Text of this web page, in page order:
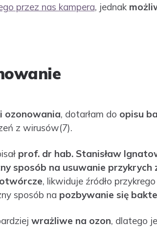
przez nas kampera, jednak
ozonowania, dotarłam do opisu
z wirusów(7).
prof. dr hab. Stanisław
sposób na usuwanie przykrych
, likwiduje źródło
sposób na pozbywanie się
wrażliwe na ozon, dlatego